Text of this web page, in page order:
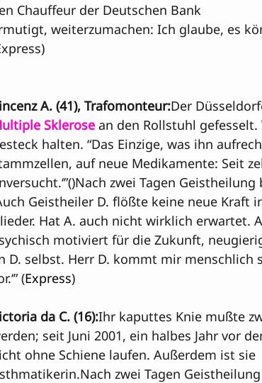
Chauffeur der Deutschen Bank
weiterzumachen: Ich glaube, es
A. (41), Trafomonteur:Der
Sklerose an den Rollstuhl
halten. “Das Einzige, was ihn
auf neue Medikamente: Seit
zwei Tagen
Geistheiler D. flößte keine neue Kraft
Hat A. auch nicht wirklich erwartet.
motiviert für die Zukunft,
D. selbst. Herr D. kommt mir menschlich
(Express)
da C. (16):Ihr kaputtes Knie mußte
seit Juni 2001, ein halbes Jahr vor
ohne Schiene laufen. Außerdem ist sie
zwei Tagen